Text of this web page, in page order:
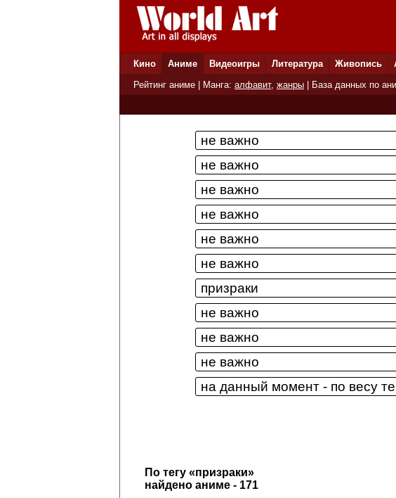
Кино Аниме Видеоигры Литература Живопись
Рейтинг аниме | Манга: алфавит, жанры База данных по
По тегу «призраки»
найдено аниме - 171